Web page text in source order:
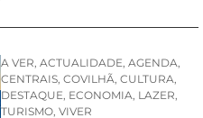
A VER, ACTUALIDADE, AGENDA,
CENTRAIS, COVILHÃ, CULTURA,
DESTAQUE, ECONOMIA, LAZER,
TURISMO, VIVER